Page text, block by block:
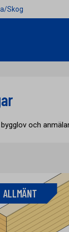
Skog
och
ALLMÄNT